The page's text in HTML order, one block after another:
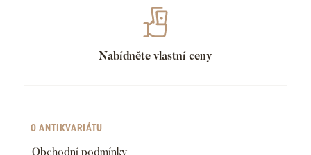
Nabídněte vlastní ceny
O ANTIKVARIÁTU
Obchodní podmínky